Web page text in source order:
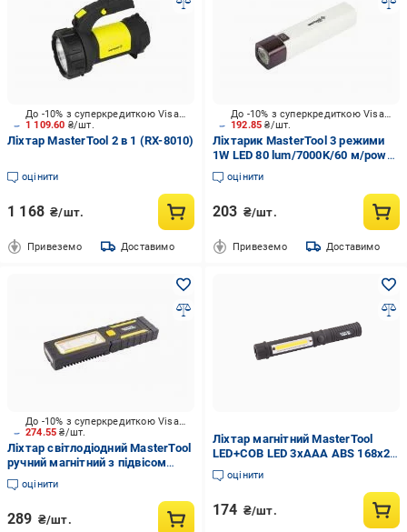
1 109.60 ₴/шт.
До -10% з суперкредиткою Visa Вигода
Ліхтар MasterTool 2 в 1 (RX-8010)
оцінити
1 168 ₴/шт.
Привеземо Доставимо
192.85₴/шт.
До -10% з суперкредиткою Visa Вигода
Ліхтарик MasterTool 3 режими
1W LED 80 lum/7000K/60 м/power
bank/USB/Li-ion1200mAh/ABS
WHITE (RX-8001) білий
оцінити
203 ₴/шт.
Привеземо Доставимо
274.55₴/шт.
До -10% з суперкредиткою Visa Вигода
Ліхтар світлодіодний MasterTool
ручний магнітний з підвісом
4*0,4W LED/3W COB LED/150
lum/8000К/10 м/3xAAA ABS
оцінити
289 ₴/шт.
Ліхтар магнітний MasterTool
LED+COB LED 3хAAA ABS 168х24
мм (94-0806)
оцінити
174 ₴/шт.